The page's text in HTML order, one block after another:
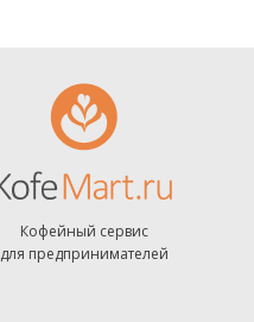
Кофейный сервис
для предпринимателей